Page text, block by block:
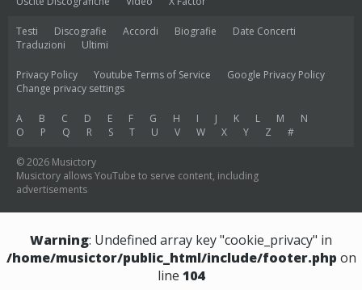
Testi Discografie Accordi Biografie
Date Concerti
Traduzioni
Ultimi
Privacy Policy Youtube Terms of Service
Google Privacy Policy
Change privacy settings
A B C D E F G H I J K L M
N
O
P Q R S T U V W X Y Z #
© 2026 Musictory
Musictory allows YouTube to serve content, including
advertisements
Warning: Undefined array key "cookie_privacy" in
/home/musictor/public_html/include/footer.php on
line 104